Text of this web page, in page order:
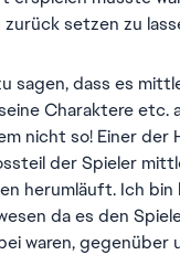
setzen zu
sagen, dass es
Charaktere etc.
nicht so! Einer der
der Spieler
herumläuft. Ich bin
da es den
waren, gegenüber